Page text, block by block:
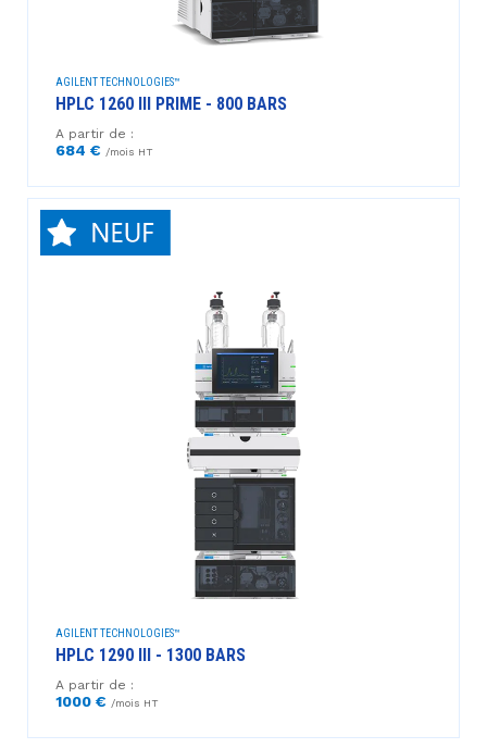
AGILENT TECHNOLOGIES™
HPLC 1260 III PRIME - 800 BARS
A partir de :
684 € /mois HT
AGILENT TECHNOLOGIES™
HPLC 1290 III - 1300 BARS
A partir de :
1000 € /mois HT